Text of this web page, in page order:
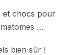
et chocs pour
…
bien sûr !